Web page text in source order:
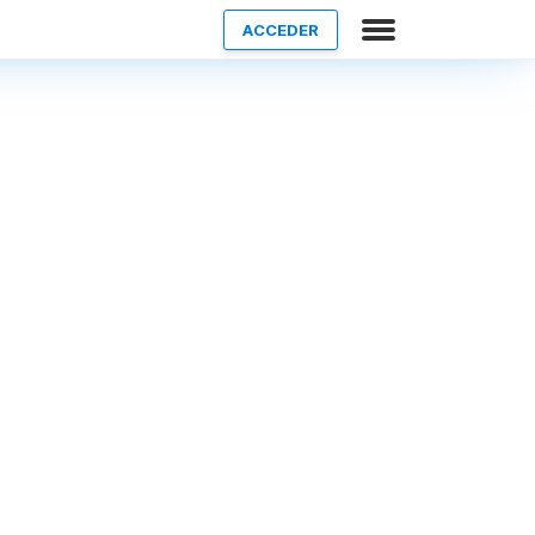
ACCEDER